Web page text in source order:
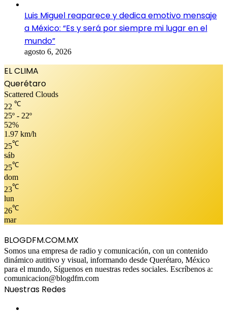
Luis Miguel reaparece y dedica emotivo mensaje
a México: “Es y será por siempre mi lugar en el
mundo”
agosto 6, 2026
EL CLIMA
Querétaro
Scattered Clouds
22 ℃
25º - 22º
52%
1.97 km/h
25℃
sáb
25℃
dom
23℃
lun
26℃
mar
BLOGDFM.COM.MX
Somos una empresa de radio y comunicación, con un contenido
dinámico autitivo y visual, informando desde Querétaro, México
para el mundo, Síguenos en nuestras redes sociales. Escríbenos a:
comunicacion@blogdfm.com
Nuestras Redes